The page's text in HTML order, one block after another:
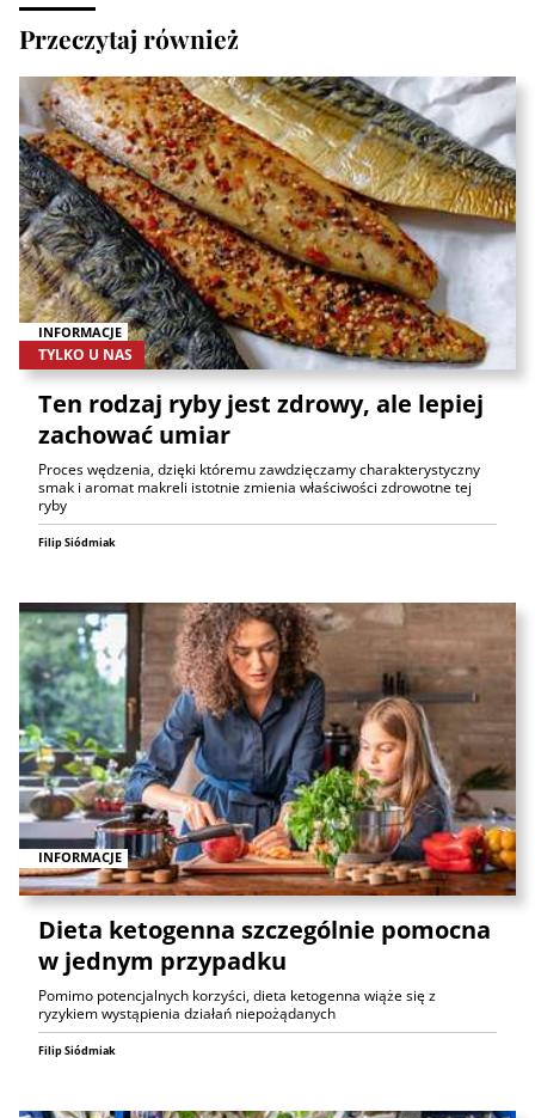
Przeczytaj również
INFORMACJE
TYLKO U NAS
Ten rodzaj ryby jest zdrowy, ale lepiej
zachować umiar
Proces wędzenia, dzięki któremu zawdzięczamy charakterystyczny
smak i aromat makreli istotnie zmienia właściwości zdrowotne tej
ryby
Filip Siódmiak
INFORMACJE
Dieta ketogenna szczególnie pomocna
w jednym przypadku
Pomimo potencjalnych korzyści, dieta ketogenna wiąże się z
ryzykiem wystąpienia działań niepożądanych
Filip Siódmiak